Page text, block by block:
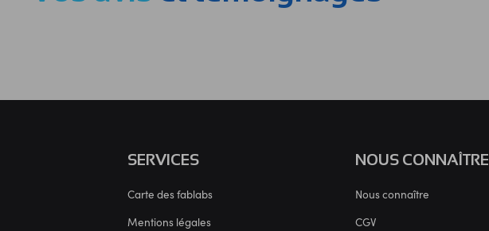
SERVICES
Carte des fablabs
Mentions légales
NOUS CONNAÎTRE
Nous connaître
CGV